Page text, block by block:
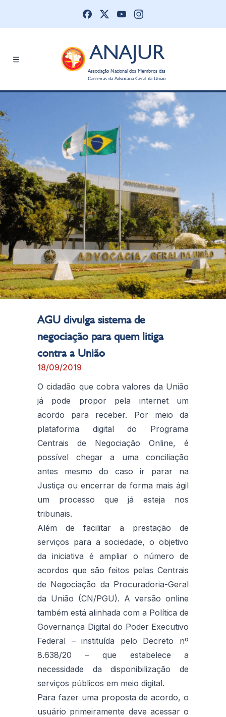
ANAJUR
Associação Nacional dos Membros das
Carreiras da Advocacia-Geral da União
AGU divulga sistema de
negociação para quem litiga
contra a União
18/09/2019
O cidadão que cobra valores da União
já pode propor pela internet um
acordo para receber. Por meio da
plataforma digital do Programa
Centrais de Negociação Online, é
possível chegar a uma conciliação
antes mesmo do caso ir parar na
Justiça ou encerrar de forma mais ágil
um processo que já esteja nos
tribunais.
Além de facilitar a prestação de
serviços para a sociedade, o objetivo
da iniciativa é ampliar o número de
acordos que são feitos pelas Centrais
de Negociação da Procuradoria-Geral
da União (CN/PGU). A versão online
também está alinhada com a Política de
Governança Digital do Poder Executivo
Federal – instituída pelo Decreto nº
8.638/20 – que estabelece a
necessidade da disponibilização de
serviços públicos em meio digital.
Para fazer uma proposta de acordo, o
usuário primeiramente deve acessar o